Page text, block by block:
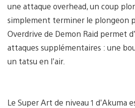
une attaque overhead, un coup
simplement terminer le plongeon
Overdrive de Demon Raid permet
attaques supplémentaires : une
un tatsu en l’air.
Le Super Art de niveau 1 d’Akuma